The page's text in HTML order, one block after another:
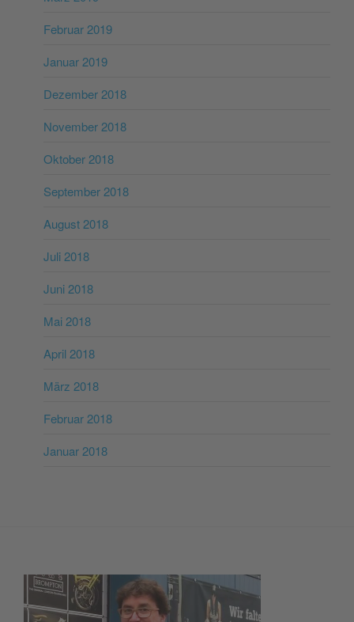
Februar 2019
Januar 2019
Dezember 2018
November 2018
Oktober 2018
September 2018
August 2018
Juli 2018
Juni 2018
Mai 2018
April 2018
März 2018
Februar 2018
Januar 2018